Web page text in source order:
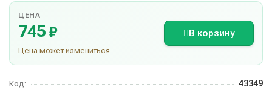
ЦЕНА
745 ₽
Цена может измениться
В корзину
Код: 43349